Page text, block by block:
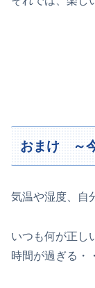
おまけ ～
気温や湿度、自
いつも何が正し
時間が過ぎる・